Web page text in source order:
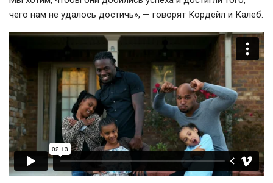
чего нам не удалось достичь», — говорят Кордейл и Калеб.